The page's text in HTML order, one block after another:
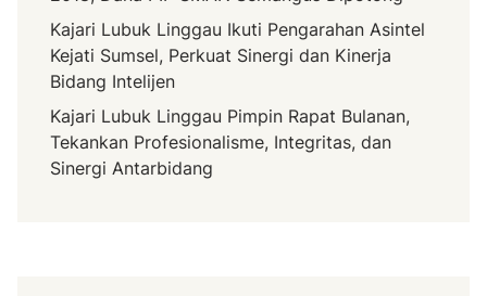
Kajari Lubuk Linggau Ikuti Pengarahan Asintel
Kejati Sumsel, Perkuat Sinergi dan Kinerja
Bidang Intelijen
Kajari Lubuk Linggau Pimpin Rapat Bulanan,
Tekankan Profesionalisme, Integritas, dan
Sinergi Antarbidang